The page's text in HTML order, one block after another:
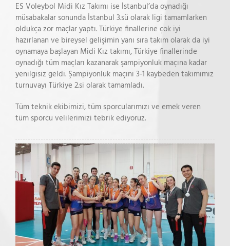
ES Voleybol Midi Kız Takımı ise İstanbul’da oynadığı
müsabakalar sonunda İstanbul 3.sü olarak ligi tamamlarken
oldukça zor maçlar yaptı. Türkiye finallerine çok iyi
hazırlanan ve bireysel gelişimin yanı sıra takım olarak da iyi
oynamaya başlayan Midi Kız takımı, Türkiye finallerinde
oynadığı tüm maçları kazanarak şampiyonluk maçına kadar
yenilgisiz geldi. Şampiyonluk maçını 3-1 kaybeden takımımız
turnuvayı Türkiye 2.si olarak tamamladı.
Tüm teknik ekibimizi, tüm sporcularımızı ve emek veren
tüm sporcu velilerimizi tebrik ediyoruz.